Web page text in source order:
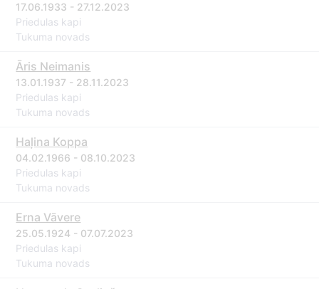
17.06.1933 - 27.12.2023
Priedulas kapi
Tukuma novads
Āris Neimanis
13.01.1937 - 28.11.2023
Priedulas kapi
Tukuma novads
Haļina Koppa
04.02.1966 - 08.10.2023
Priedulas kapi
Tukuma novads
Erna Vāvere
25.05.1924 - 07.07.2023
Priedulas kapi
Tukuma novads